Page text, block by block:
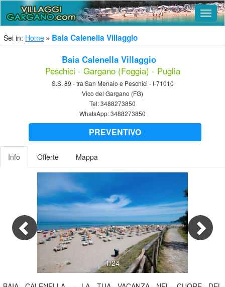
Sei in: Home Baia Calenella Villaggio
Baia Calenella Villaggio
Peschici - Gargano (Foggia) - Puglia
S.S. 89 - tra San Menaio e Peschici - I-71010
Vico del Gargano (FG)
Tel:3488273850
WhatsApp:3488273850
PREVENTIVO
Info Offerte Mappa
1/24
Previous